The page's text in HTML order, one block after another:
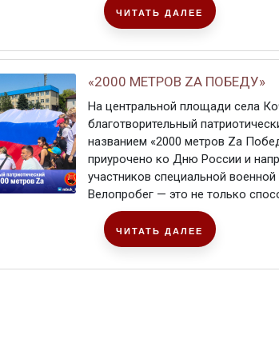
ЧИТАТЬ ДАЛЕЕ
«2000 МЕТРОВ ZА ПОБЕДУ»
На центральной площади села
благотворительный
названием «2000 метров Zа
приурочено ко Дню России и
участников специальной
Велопробег — это не только
ЧИТАТЬ ДАЛЕЕ